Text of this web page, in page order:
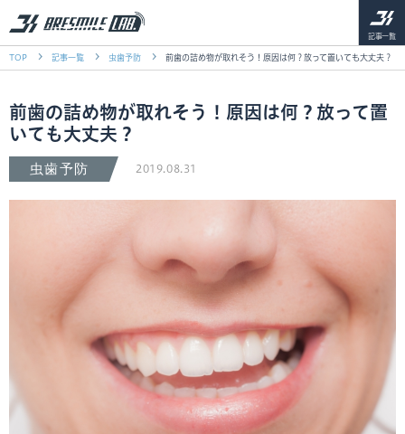
記事一覧
TOP 記事一覧 虫歯予防 前歯の詰め物が取れそう！原因は何？放って置いても大丈夫？
前歯の詰め物が取れそう！原因は何？放って置
いても大丈夫？
虫歯予防 2019.08.31